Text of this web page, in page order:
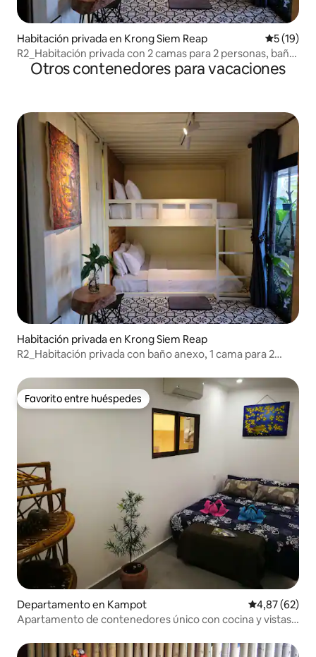
Habitación privada en Krong Siem Reap
5 (19)
R2_Habitación privada con 2 camas para 2 personas, baño
anexo
Otros contenedores para vacaciones
Habitación privada en Krong Siem Reap
R2_Habitación privada con baño anexo, 1 cama para 2
Favorito entre huéspedes
Favorito entre huéspedes
Departamento en Kampot Calificación
4,87 (62)
Apartamento de contenedores único con cocina y vistas